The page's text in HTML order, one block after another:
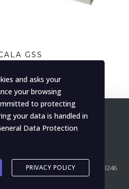
GSS
right reserved. P.IVA IT04139000246
and asks your
your browsing
to protecting
your data is handled in
Data Protection
PRIVACY POLICY